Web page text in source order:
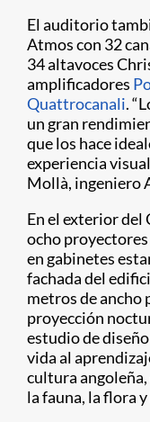
El auditorio
Atmos con 32
34 altavoces
amplificadores
Quattrocanali.
un gran
que los hace
experiencia
Mollà, ingeniero
En el exterior del
ocho
en gabinetes
fachada del
metros de ancho
proyección
estudio de
vida al
cultura
la fauna, la flora